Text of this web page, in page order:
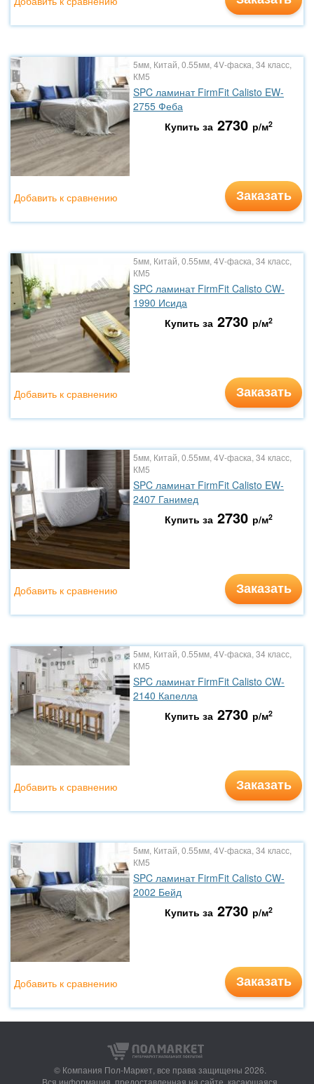
5мм, Китай, 0.55мм, 4V-фаска, 34 класс,
КМ5
SPC ламинат FirmFit Calisto EW-
2755 Феба
Купить за 2730 р/м2
Заказать
Добавить к сравнению
5мм, Китай, 0.55мм, 4V-фаска, 34 класс,
КМ5
SPC ламинат FirmFit Calisto CW-
1990 Исида
Купить за 2730 р/м2
Заказать
Добавить к сравнению
5мм, Китай, 0.55мм, 4V-фаска, 34 класс,
КМ5
SPC ламинат FirmFit Calisto EW-
2407 Ганимед
Купить за 2730 р/м2
Заказать
Добавить к сравнению
5мм, Китай, 0.55мм, 4V-фаска, 34 класс,
КМ5
SPC ламинат FirmFit Calisto CW-
2140 Капелла
Купить за 2730 р/м2
Заказать
Добавить к сравнению
5мм, Китай, 0.55мм, 4V-фаска, 34 класс,
КМ5
SPC ламинат FirmFit Calisto CW-
2002 Бейд
Купить за 2730 р/м2
Заказать
Добавить к сравнению
© Компания Пол-Маркет, все права защищены 2026.
Вся информация, предоставленная на сайте, касающаяся